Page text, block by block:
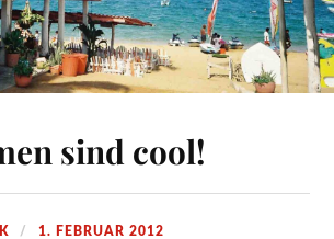
sind cool!
1. FEBRUAR 2012